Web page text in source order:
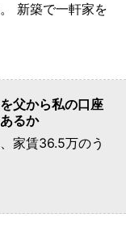
新築で一軒家を
父から私の口座
るか
家賃36.5万のう